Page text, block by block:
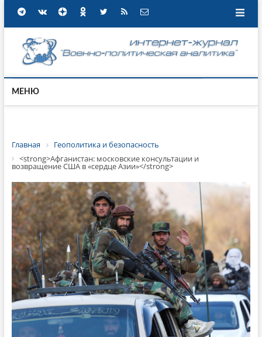
МЕНЮ
Главная
Геополитика и безопасность
<strong>Афганистан: московские консультации и
возвращение США в «сердце Азии»</strong>